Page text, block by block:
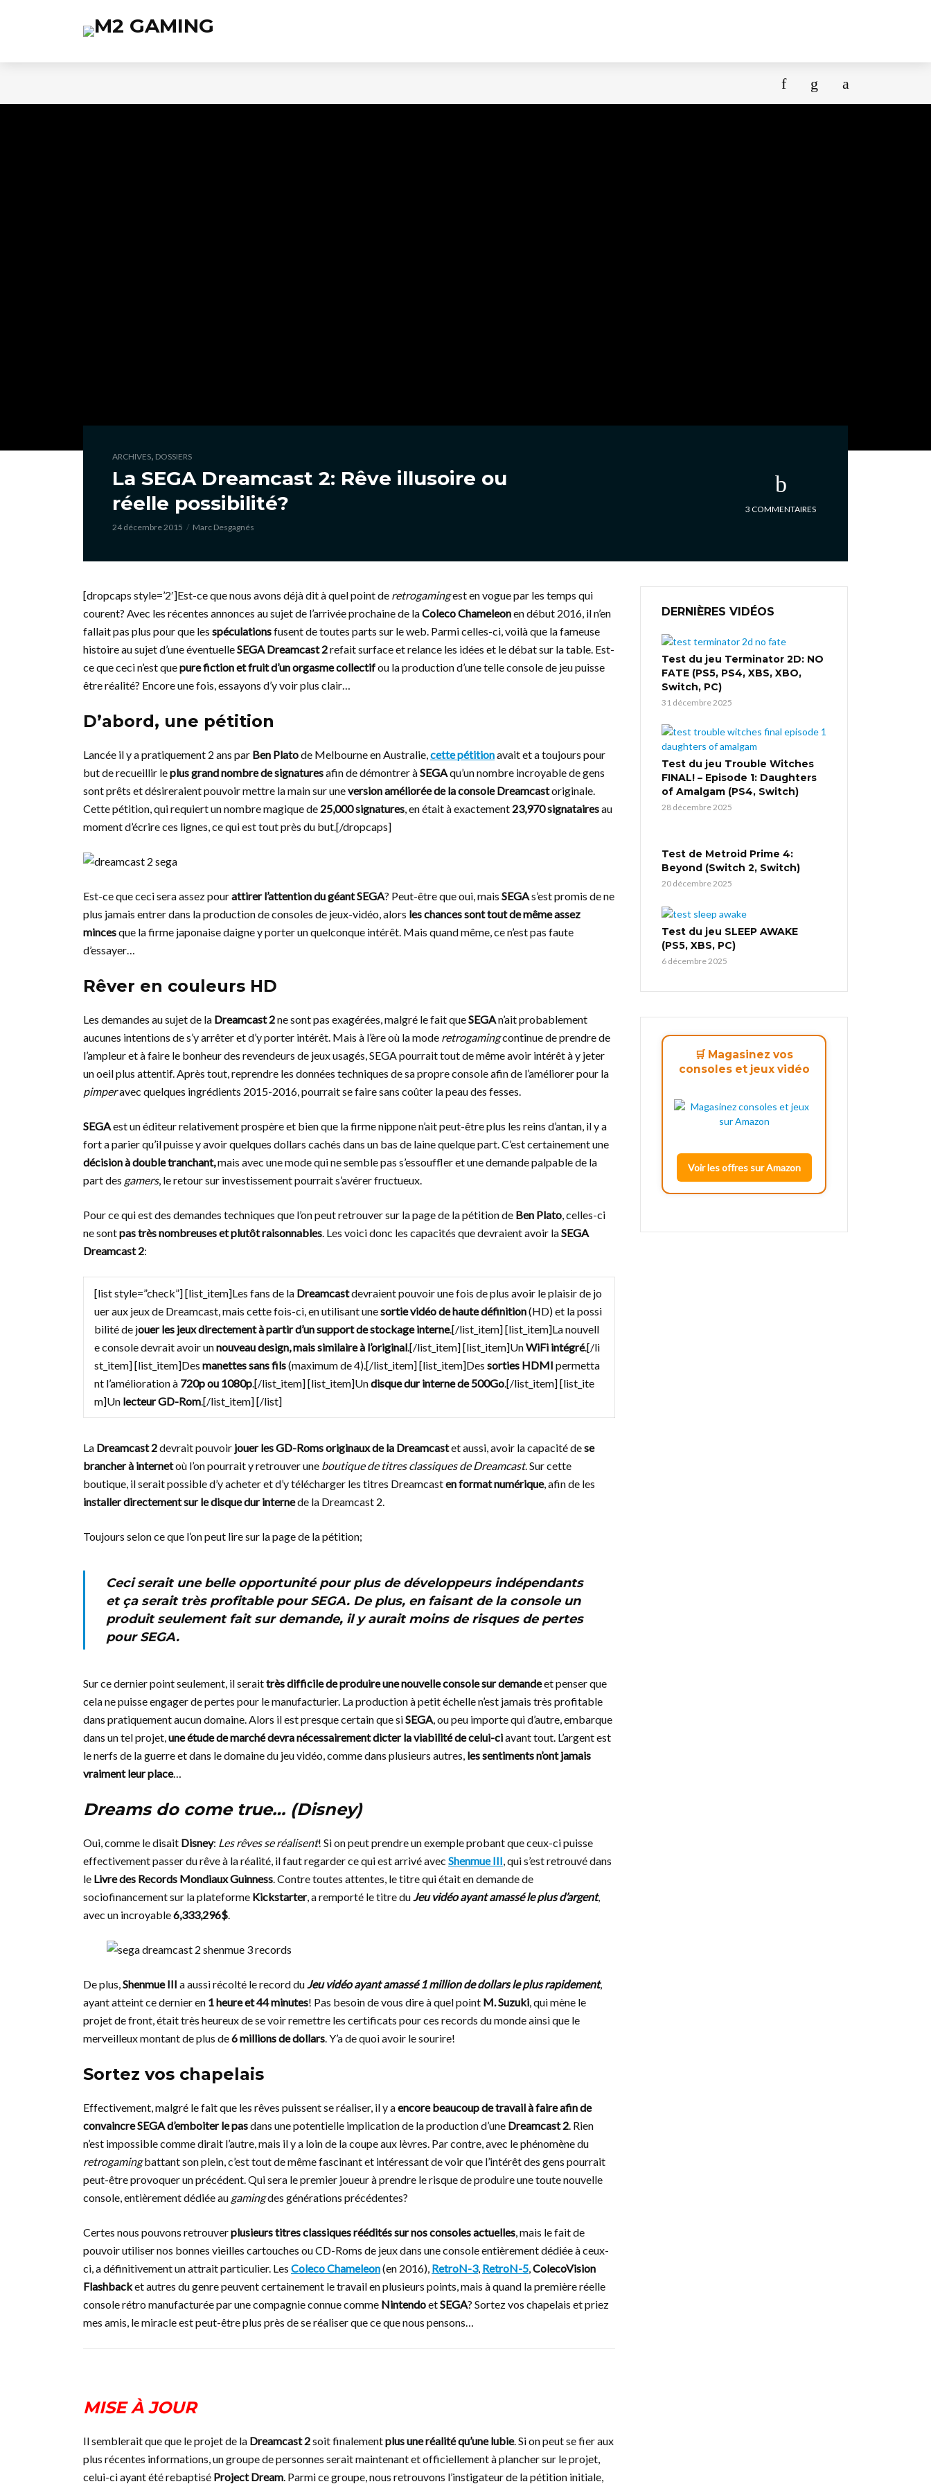
ARCHIVES, DOSSIERS
La SEGA Dreamcast 2: Rêve illusoire ou
réelle possibilité?
24 décembre 2015 Marc Desgagnés
3 COMMENTAIRES
[dropcaps style=’2′]Est-ce que nous avons déjà dit à quel point de retrogamingest en vogue par les temps qui
courent? Avec les récentes annonces au sujet de l’arrivée prochaine de laColeco Chameleonen début 2016, il n’en
fallait pas plus pour que les spéculationsfusent de toutes parts sur le web. Parmi celles-ci, voilà que la fameuse
histoire au sujet d’une éventuelleSEGA Dreamcast 2refait surface et relance les idées et le débat sur la table. Est-
ce que ceci n’est quepure fiction et fruit d’un orgasme collectifou la production d’une telle console de jeu puisse
être réalité? Encore une fois, essayons d’y voir plus clair…
D’abord, une pétition
Lancée il y a pratiquement 2 ans par Ben Platode Melbourne en Australie,cette pétitionavait et a toujours pour
but de recueillir leplus grand nombre de signaturesafin de démontrer àSEGAqu’un nombre incroyable de gens
sont prêts et désireraient pouvoir mettre la main sur uneversion améliorée de la console Dreamcastoriginale.
Cette pétition, qui requiert un nombre magique de 25,000 signatures, en était à exactement 23,970 signatairesau
moment d’écrire ces lignes, ce qui est tout près du but.[/dropcaps]
Est-ce que ceci sera assez pourattirer l’attention du géant SEGA? Peut-être que oui, mais SEGAs’est promis de ne
plus jamais entrer dans la production de consoles de jeux-vidéo, alors les chances sont tout de même assez
mincesque la firme japonaise daigne y porter un quelconque intérêt. Mais quand même, ce n’est pas faute
d’essayer…
Rêver en couleurs HD
Les demandes au sujet de la Dreamcast 2ne sont pas exagérées, malgré le fait queSEGAn’ait probablement
aucunes intentions de s’y arrêter et d’y porter intérêt. Mais à l’ère où la mode retrogamingcontinue de prendre de
l’ampleur et à faire le bonheur des revendeurs de jeux usagés, SEGA pourrait tout de même avoir intérêt à y jeter
un oeil plus attentif. Après tout, reprendre les données techniques de sa propre console afin de l’améliorer pour la
pimperavec quelques ingrédients 2015-2016, pourrait se faire sans coûter la peau des fesses.
SEGAest un éditeur relativement prospère et bien que la firme nippone n’ait peut-être plus les reins d’antan, il y a
fort a parier qu’il puisse y avoir quelques dollars cachés dans un bas de laine quelque part. C’est certainement une
décision à double tranchant,mais avec une mode qui ne semble pas s’essouffler et une demande palpable de la
part des gamers, le retour sur investissement pourrait s’avérer fructueux.
Pour ce qui est des demandes techniques que l’on peut retrouver sur la page de la pétition de Ben Plato, celles-ci
ne sontpas très nombreuses et plutôt raisonnables. Les voici donc les capacités que devraient avoir laSEGA
Dreamcast 2:
[list style=”check”] [list_item]Les fans de la Dreamcastdevraient pouvoir une fois de plus avoir le plaisir de jo
uer aux jeux de Dreamcast, mais cette fois-ci, en utilisant unesortie vidéo de haute définition(HD) et la possi
bilité de jouer les jeux directement à partir d’un support de stockage interne.[/list_item] [list_item]La nouvell
e console devrait avoir unnouveau design, mais similaire à l’original.[/list_item] [list_item]UnWiFi intégré.[/li
st_item] [list_item]Des manettes sans fils(maximum de 4).[/list_item] [list_item]Des sorties HDMI permetta
nt l’amélioration à 720p ou 1080p.[/list_item] [list_item]Undisque dur interne de 500Go.[/list_item] [list_ite
m]Un lecteur GD-Rom.[/list_item] [/list]
La Dreamcast 2devrait pouvoir jouer les GD-Roms originaux de la Dreamcastet aussi, avoir la capacité dese
brancher à internetoù l’on pourrait y retrouver une boutique de titres classiques de Dreamcast. Sur cette
boutique, il serait possible d’y acheter et d’y télécharger les titres Dreamcasten format numérique, afin de les
installer directement sur le disque dur internede la Dreamcast 2.
Toujours selon ce que l’on peut lire sur la page de la pétition;
Ceci serait une belle opportunité pour plus de développeurs indépendants
et ça serait très profitable pourSEGA. De plus, en faisant de la console un
produit seulement fait sur demande, il y aurait moins de risques de pertes
pour SEGA.
Sur ce dernier point seulement, il seraittrès difficile de produire une nouvelle console sur demandeet penser que
cela ne puisse engager de pertes pour le manufacturier. La production à petit échelle n’est jamais très profitable
dans pratiquement aucun domaine. Alors il est presque certain que siSEGA, ou peu importe qui d’autre, embarque
dans un tel projet,une étude de marché devra nécessairement dicter la viabilité de celui-ciavant tout. L’argent est
le nerfs de la guerre et dans le domaine du jeu vidéo, comme dans plusieurs autres, les sentiments n’ont jamais
vraiment leur place…
Dreams do come true… (Disney)
Oui, comme le disait Disney: Les rêves se réalisent! Si on peut prendre un exemple probant que ceux-ci puisse
effectivement passer du rêve à la réalité, il faut regarder ce qui est arrivé avec Shenmue III, qui s’est retrouvé dans
le Livre des Records Mondiaux Guinness. Contre toutes attentes, le titre qui était en demande de
sociofinancement sur la plateforme Kickstarter, a remporté le titre duJeu vidéo ayant amassé le plus d’argent,
avec un incroyable6,333,296$.
De plus,Shenmue III a aussi récolté le record duJeu vidéo ayant amassé 1 million de dollars le plus rapidement,
ayant atteint ce dernier en 1 heure et 44 minutes! Pas besoin de vous dire à quel point M. Suzuki, qui mène le
projet de front, était très heureux de se voir remettre les certificats pour ces records du monde ainsi que le
merveilleux montant de plus de6 millions de dollars. Y’a de quoi avoir le sourire!
Sortez vos chapelais
Effectivement, malgré le fait que les rêves puissent se réaliser, il y aencore beaucoup de travail à faire afin de
convaincre SEGA d’emboiter le pasdans une potentielle implication de la production d’une Dreamcast 2. Rien
n’est impossible comme dirait l’autre, mais il y a loin de la coupe aux lèvres. Par contre, avec le phénomène du
retrogamingbattant son plein, c’est tout de même fascinant et intéressant de voir que l’intérêt des gens pourrait
peut-être provoquer un précédent. Qui sera le premier joueur à prendre le risque de produire une toute nouvelle
console, entièrement dédiée au gamingdes générations précédentes?
Certes nous pouvons retrouverplusieurs titres classiques réédités sur nos consoles actuelles, mais le fait de
pouvoir utiliser nos bonnes vieilles cartouches ou CD-Roms de jeux dans une console entièrement dédiée à ceux-
ci, a définitivement un attrait particulier. Les Coleco Chameleon(en 2016), RetroN-3, RetroN-5,ColecoVision
Flashbacket autres du genre peuvent certainement le travail en plusieurs points, mais à quand la première réelle
console rétro manufacturée par une compagnie connue comme NintendoetSEGA? Sortez vos chapelais et priez
mes amis, le miracle est peut-être plus près de se réaliser que ce que nous pensons…
MISE À JOUR
Il semblerait que que le projet de la Dreamcast 2soit finalementplus une réalité qu’une lubie. Si on peut se fier aux
plus récentes informations, un groupe de personnes serait maintenant et officiellement à plancher sur le projet,
celui-ci ayant été rebaptisé Project Dream. Parmi ce groupe, nous retrouvons l’instigateur de la pétition initiale,
DERNIÈRES VIDÉOS
Test du jeu Terminator 2D: NO
FATE (PS5, PS4, XBS, XBO,
Switch, PC)
31 décembre 2025
Test du jeu Trouble Witches
FINAL! – Episode 1: Daughters
of Amalgam (PS4, Switch)
28 décembre 2025
Test de Metroid Prime 4:
Beyond (Switch 2, Switch)
20 décembre 2025
Test du jeu SLEEP AWAKE
(PS5, XBS, PC)
6 décembre 2025
🛒 Magasinez vos
consoles et jeux vidéo
Voir les offres sur Amazon